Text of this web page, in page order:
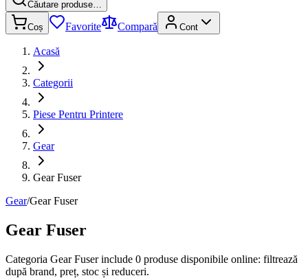
Căutare produse…
Coș Favorite Compară Cont
Acasă
Categorii
Piese Pentru Printere
Gear
Gear Fuser
Gear/Gear Fuser
Gear Fuser
Categoria Gear Fuser include 0 produse disponibile online: filtrează
după brand, preț, stoc și reduceri.